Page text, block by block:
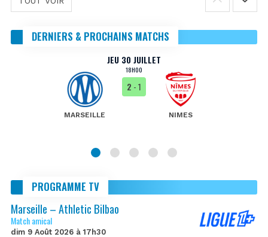
DERNIERS & PROCHAINS MATCHS
JEU 30 JUILLET
18H00
MARSEILLE
2 - 1
NIMES
PROGRAMME TV
Marseille – Athletic Bilbao
Match amical
dim 9 Août 2026 à 17h30